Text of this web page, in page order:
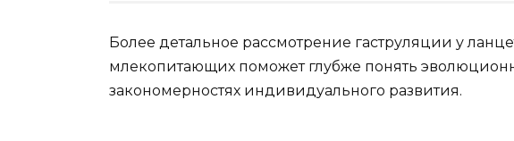
Более детальное рассмотрение гаструляции у
млекопитающих поможет глубже понять
закономерностях индивидуального развития.